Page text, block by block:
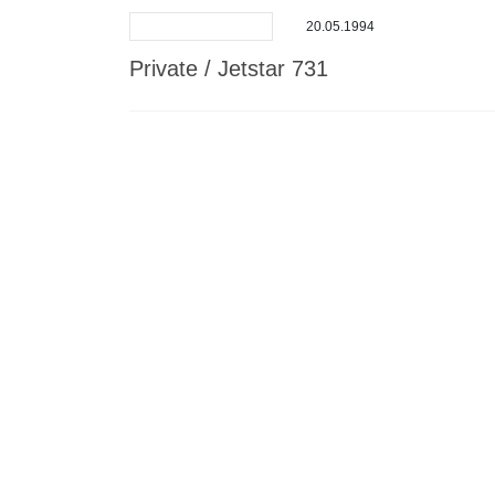
20.05.1994
Private / Jetstar 731